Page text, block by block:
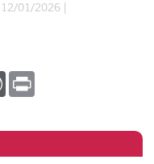
01/2026 |
W
P
e
t